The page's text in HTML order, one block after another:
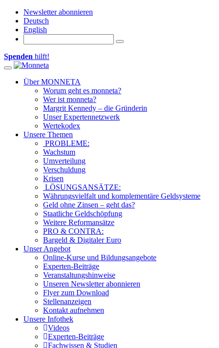
Newsletter abonnieren
Deutsch
English
Spenden hilft!
Toggle navigation
Über MONNETA
Worum geht es monneta?
Wer ist monneta?
Margrit Kennedy – die Gründerin
Unser Expertennetzwerk
Wertekodex
Unsere Themen
PROBLEME:
Wachstum
Umverteilung
Verschuldung
Krisen
LÖSUNGSANSÄTZE:
Währungsvielfalt und komplementäre Geldsysteme
Geld ohne Zinsen – geht das?
Staatliche Geldschöpfung
Weitere Reformansätze
PRO & CONTRA:
Bargeld & Digitaler Euro
Unser Angebot
Online-Kurse und Bildungsangebote
Experten-Beiträge
Veranstaltungshinweise
Unseren Newsletter abonnieren
Flyer zum Download
Stellenanzeigen
Kontakt aufnehmen
Unsere Infothek
Videos
Experten-Beiträge
Fachwissen & Studien